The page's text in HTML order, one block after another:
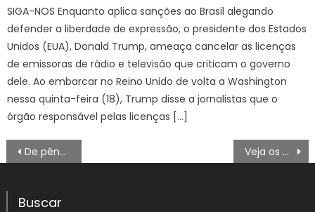
SIGA-NOS Enquanto aplica sanções ao Brasil alegando
defender a liberdade de expressão, o presidente dos Estados
Unidos (EUA), Donald Trump, ameaça cancelar as licenças
de emissoras de rádio e televisão que criticam o governo
dele. Ao embarcar no Reino Unido de volta a Washington
nessa quinta-feira (18), Trump disse a jornalistas que o
órgão responsável pelas licenças […]
Navegação
de
artigos
De pênalti, França vence retranca do Paraguai e se classifica na Copa Veja os números da mega-sena sorteados neste sábado (4)
Buscar